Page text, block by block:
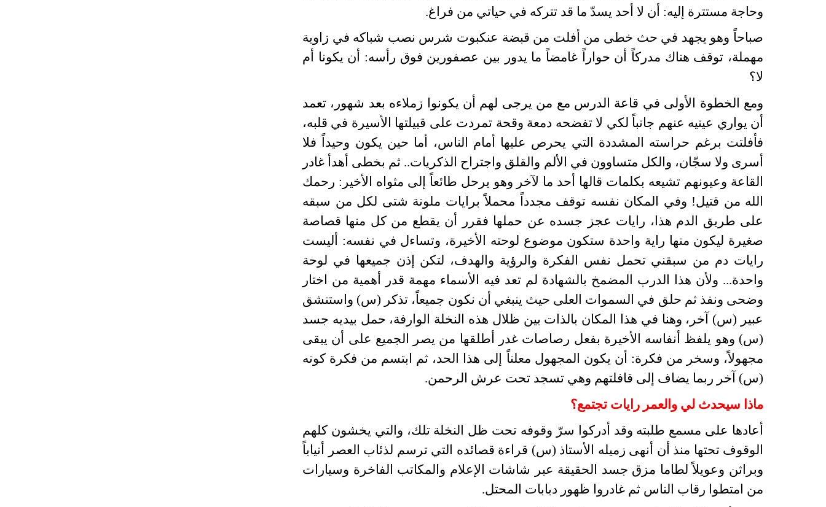
وحاجة مستترة إليه: أن لا أحد يسدّ ما قد تتركه في حياتي من فراغ.
صباحاً وهو يجهد في حث خطى من أفلت من قبضة عنكبوت شرس نصب شباكه في زاوية
مهملة، توقف هناك مدركاً أن حواراً غامضاً ما يدور بين عصفورين فوق رأسه: أن يكونا أم
لا؟
ومع الخطوة الأولى في قاعة الدرس مع من يرجى لهم أن يكونوا زملاءه بعد شهور، تعمد
أن يواري عينيه عنهم جانباً لكي لا تفضحه دمعة وقحة تمردت على قبيلتها الأسيرة في قلبه،
فأفلتت برغم حراسته المشددة التي يحرص عليها أمام الناس، أما حين يكون وحيداً فلا
أسرى ولا سجّان، والكل متساوون في الألم والقلق واجتراح الذكريات.. ثم بخطى أهدأ غادر
القاعة وعيونهم تشيعه بكلمات قالها أحد ما لآخر وهو يرحل طائعاً إلى مثواه الأخير: رحمك
الله من قتيل! وفي المكان نفسه توقف مجدداً محملاً برايات ملونة شتى لكل من سبقه
على طريق الدم هذا، رايات عجز جسده عن حملها فقرر أن يقطع من كل منها قصاصة
صغيرة ليكون منها راية واحدة ستكون موضوع لوحته الأخيرة، وتساءل في نفسه: أليست
رايات دم من سبقني تحمل نفس الفكرة والرؤية والهدف، لتكن إذن جميعها في لوحة
واحدة... ولأن هذا الدرب المضمخ بالشهادة لم تعد فيه الأسماء مهمة قدر أهمية من اختار
وضحى ونفذ ثم حلق في السموات العلى حيث ينبغي أن نكون جميعاً، تذكر (س) واستنشق
عبير (س) آخر، وهنا في هذا المكان بالذات بين ظلال هذه النخلة الوارفة، حمل بيديه جسد
(س) وهو يلفظ أنفاسه الأخيرة بفعل رصاصات غدر أطلقها من يصر الجميع على أن يبقى
مجهولاً، وسخر من فكرة: أن يكون المجهول معلناً إلى هذا الحد، ثم ابتسم من فكرة كونه
(س) آخر ربما يضاف إلى قافلتهم وهي تسجد تحت عرش الرحمن.
ماذا سيحدث لي والعمر رايات تجتمع؟
أعادها على مسمع طلبته وقد أدركوا سرّ وقوفه تحت ظل النخلة تلك، والتي يخشون كلهم
الوقوف تحتها منذ أن أنهى زميله الأستاذ (س) قراءة قصائده التي ترسم لذئاب العصر أنياباً
وبراثن وعويلاً لطاما مزق جسد الحقيقة عبر شاشات الإعلام والمكاتب الفاخرة وسيارات
من امتطوا رقاب الناس ثم غادروا ظهور دبابات المحتل.